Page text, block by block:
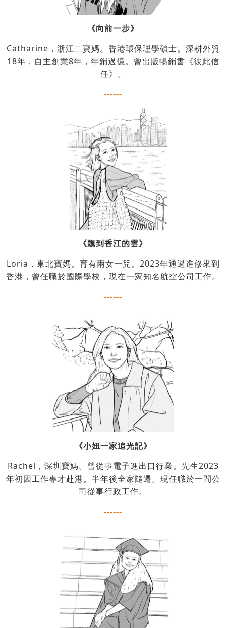
《向前一步》
Catharine，浙江二寶媽。香港環保理學碩士。深耕外貿
18年，自主創業8年，年銷過億。曾出版暢銷書《彼此信
任》。
------
《飄到香江的雲》
Loria，東北寶媽。育有兩女一兒。2023年通過進修來到
香港，曾任職於國際學校，現在一家知名航空公司工作。
------
《小妞一家追光記》
Rachel，深圳寶媽。曾從事電子進出口行業。先生2023
年初因工作專才赴港。半年後全家隨遷。現任職於一間公
司從事行政工作。
------